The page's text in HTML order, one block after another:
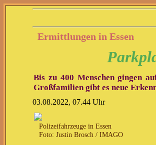
Ermittlungen in Essen
Bis zu 400 Menschen gingen
Großfamilien gibt es neue
03.08.2022, 07.44 Uhr
Polizeifahrzeuge in Essen
Foto: Justin Brosch / IMAGO